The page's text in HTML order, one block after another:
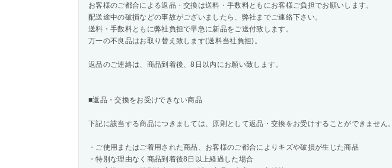
お客様のご都合による返品・交換は送料・手数料ともにお客様ご負担でお願いします。
配送途中の破損などの事故がございましたら、弊社までご連絡下さい。
送料・手数料ともに弊社負担で早急に新品をご送付致します。
万一の不良品はお取り替え致します(送料当社負担)。
返品のご連絡は、商品到着後、8日以内にお願い致します。
■返品・交換をお受けできない商品
下記に該当する商品につきましては、原則として返品・交換をお受けすることができません。
・ご使用またはご着用された商品、お客様のご都合によりキズや破損が生じた商品
・特別な理由なく商品到着後8日以上経過した場合